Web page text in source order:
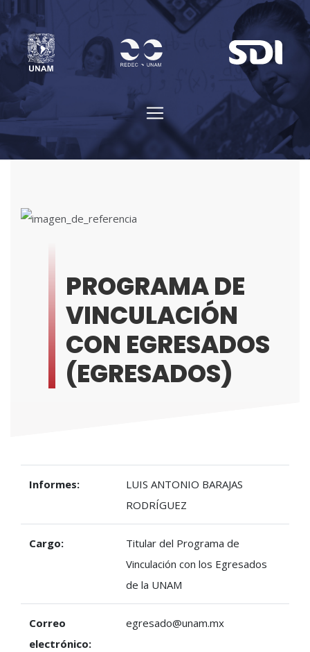
PROGRAMA DE
VINCULACIÓN
CON EGRESADOS
(EGRESADOS)
Informes:
LUIS ANTONIO BARAJAS
RODRÍGUEZ
Cargo:
Titular del Programa de
Vinculación con los Egresados
de la UNAM
Correo
electrónico:
egresado@unam.mx